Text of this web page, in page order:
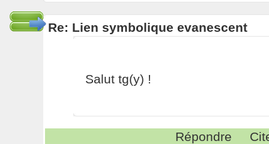
Re: Lien symbolique evanescent
Salut tg(y) !
Répondre